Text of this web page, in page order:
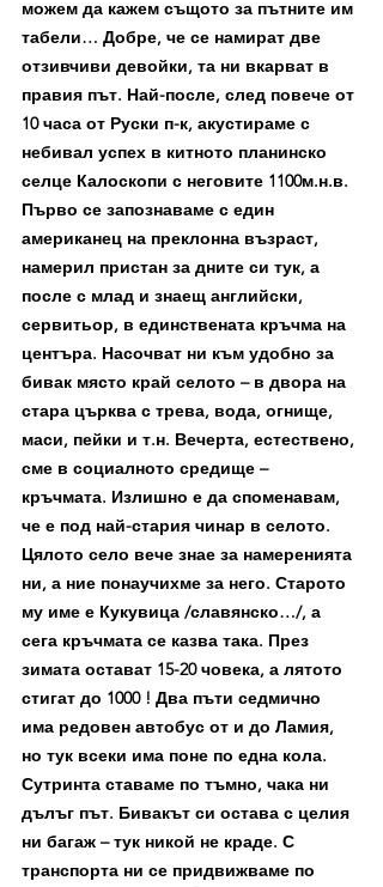
можем да кажем същото за пътните им
табели… Добре, че се намират две
отзивчиви девойки, та ни вкарват в
правия път. Най-после, след повече от
10 часа от Руски п-к, акустираме с
небивал успех в китното планинско
селце Калоскопи с неговите 1100м.н.в.
Първо се запознаваме с един
американец на преклонна възраст,
намерил пристан за дните си тук, а
после с млад и знаещ английски,
сервитьор, в единствената кръчма на
центъра. Насочват ни към удобно за
бивак място край селото – в двора на
стара църква с трева, вода, огнище,
маси, пейки и т.н. Вечерта, естествено,
сме в социалното средище –
кръчмата. Излишно е да споменавам,
че е под най-стария чинар в селото.
Цялото село вече знае за намеренията
ни, а ние понаучихме за него. Старото
му име е Кукувица /славянско…/, а
сега кръчмата се казва така. През
зимата остават 15-20 човека, а лятото
стигат до 1000 ! Два пъти седмично
има редовен автобус от и до Ламия,
но тук всеки има поне по една кола.
Сутринта ставаме по тъмно, чака ни
дълъг път. Бивакът си остава с целия
ни багаж – тук никой не краде. С
транспорта ни се придвижваме по